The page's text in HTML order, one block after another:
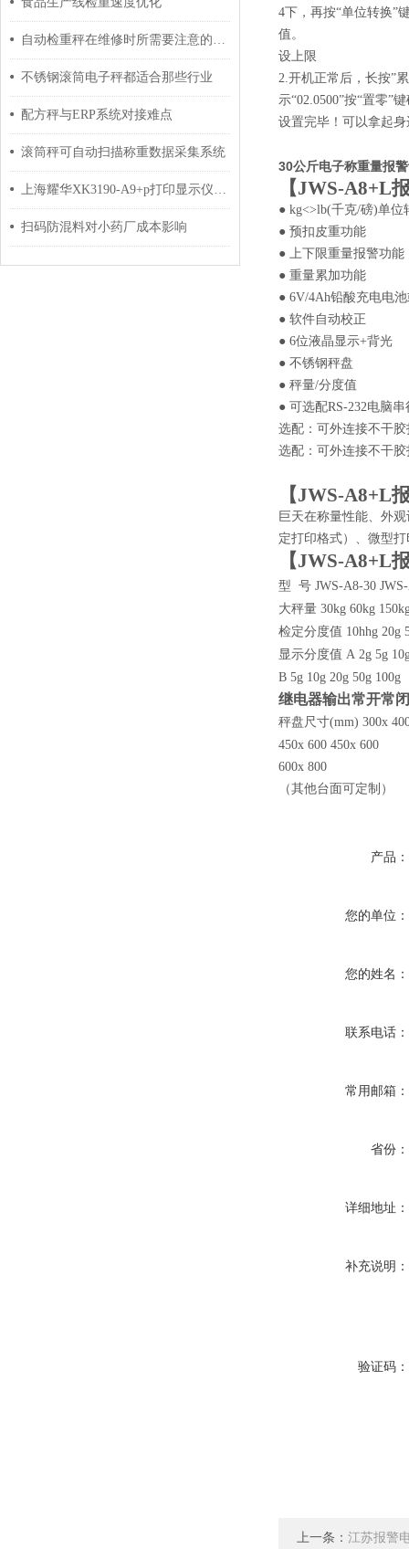
自动检重秤在维修时所需要注意的事项介绍
不锈钢滚筒电子秤都适合那些行业
配方秤与ERP系统对接难点
滚筒秤可自动扫描称重数据采集系统
上海耀华XK3190-A9+p打印显示仪表标定步骤
扫码防混料对小药厂成本影响
4下，再按“单位转换”
值。
设上限
2.开机正常后，长按”
示“02.0500”按“置零”
设置完毕！可以拿起
30公斤电子称重量报
【JWS-A8+L
● kg<>lb(千克/磅)单位
● 预扣皮重功能
● 上下限重量报警功能
● 重量累加功能
● 6V/4Ah铅酸充电电
● 软件自动校正
● 6位液晶显示+背光
● 不锈钢秤盘
● 秤量/分度值
● 可选配RS-232电脑
选配：可外连接不干
选配：可外连接不干
【JWS-A8+L
巨天在称量性能、外
定打印格式）、微型
【JWS-A8+L
型 号 JWS-A8-30
大秤量 30kg 60kg
检定分度值 10hhg 20g
显示分度值 A 2g 5g
B 5g 10g 20g 50g 100g
继电器输出常开常
秤盘尺寸(mm) 300x
450x 600 450x 600
600x 800
（其他台面可定制）
产品：
您的单位：
您的姓名：
联系电话：
常用邮箱：
省份：
详细地址：
补充说明：
验证码：
上一条： 江苏报警